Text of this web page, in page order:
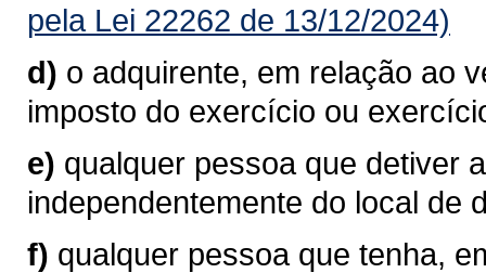
pela Lei 22262 de 13/12/2024)
d) o adquirente, em relação ao
imposto do exercício ou
e) qualquer pessoa que detiver
independentemente do local de
f) qualquer pessoa que tenha,